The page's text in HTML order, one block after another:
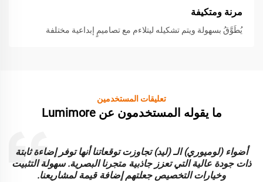
مرنة ومتكيفة
يُطَوَّقُ بسهولة ويتم تشكيله ليتلاءم مع تصاميمٍ إبداعية مختلفة
تعليقات المستخدمين
ما يقوله المستخدمون عن Lumimore
أضواء (لوميوري) الـ (ليد) تجاوزت توقعاتنا أنها توفر إضاءة ثابتة
ذات جودة عالية التي تعزز جاذبية متجرنا البصرية. سهولة التثبيت
وخيارات التخصيص جعلتهم إضافة قيمة لمشاريعنا.